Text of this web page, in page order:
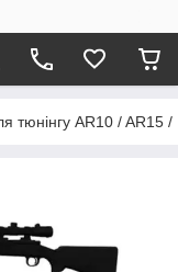
тюнінгу AR10 /